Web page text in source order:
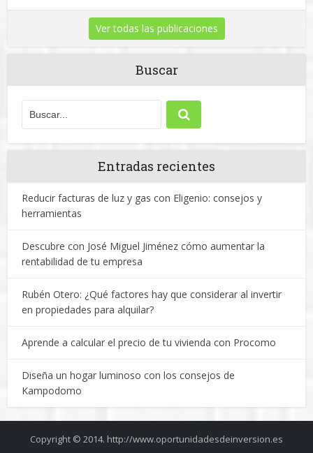
Ver todas las publicaciones
Buscar
Entradas recientes
Reducir facturas de luz y gas con Eligenio: consejos y
herramientas
Descubre con José Miguel Jiménez cómo aumentar la
rentabilidad de tu empresa
Rubén Otero: ¿Qué factores hay que considerar al invertir
en propiedades para alquilar?
Aprende a calcular el precio de tu vivienda con Procomo
Diseña un hogar luminoso con los consejos de
Kampodomo
Copyright © 2014. http://www.oportunidadesdeinversion.es